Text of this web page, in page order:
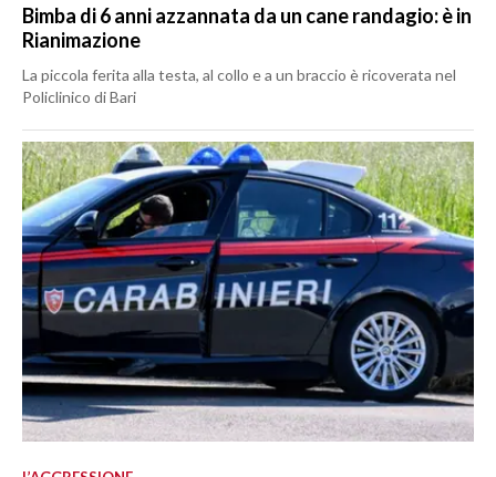
Bimba di 6 anni azzannata da un cane randagio: è in
Rianimazione
La piccola ferita alla testa, al collo e a un braccio è ricoverata nel
Policlinico di Bari